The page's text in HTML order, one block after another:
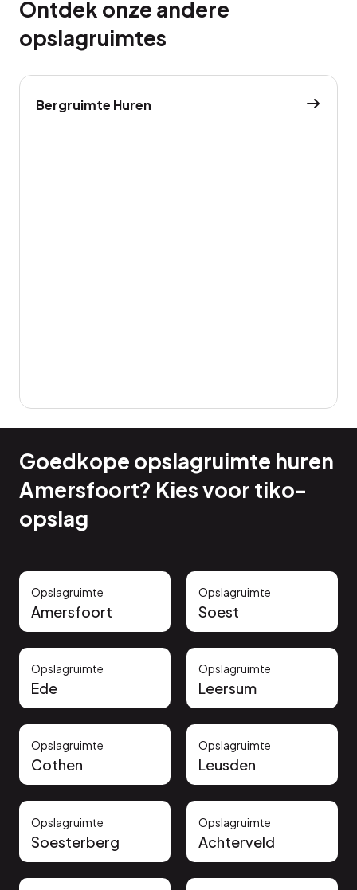
Ontdek onze andere
opslagruimtes
Bergruimte Huren
Goedkope opslagruimte huren
Amersfoort? Kies voor tiko-
opslag
Opslagruimte
Amersfoort
Opslagruimte
Soest
Opslagruimte
Ede
Opslagruimte
Leersum
Opslagruimte
Cothen
Opslagruimte
Leusden
Opslagruimte
Soesterberg
Opslagruimte
Achterveld